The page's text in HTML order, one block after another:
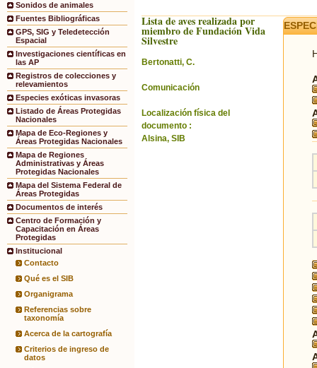
Sonidos de animales
Fuentes Bibliográficas
GPS, SIG y Teledetección
Espacial
Investigaciones científicas en
las AP
Registros de colecciones y
relevamientos
Especies exóticas invasoras
Listado de Áreas Protegidas
Nacionales
Mapa de Eco-Regiones y
Áreas Protegidas Nacionales
Mapa de Regiones
Administrativas y Áreas
Protegidas Nacionales
Mapa del Sistema Federal de
Áreas Protegidas
Documentos de interés
Centro de Formación y
Capacitación en Áreas
Protegidas
Institucional
Contacto
Qué es el SIB
Organigrama
Referencias sobre
taxonomía
Acerca de la cartografía
Criterios de ingreso de
datos
Lista de aves realizada por
miembro de Fundación Vida
Silvestre
Bertonatti, C.
Comunicación
Localización física del
documento :
Alsina, SIB